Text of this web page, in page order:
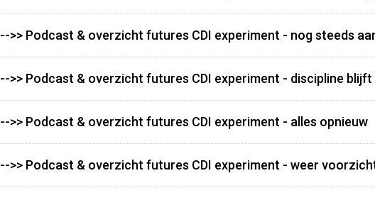
-->> Podcast & overzicht futures CDI experiment - nog steeds
-->> Podcast & overzicht futures CDI experiment - discipline blijft
-->> Podcast & overzicht futures CDI experiment - alles opnieuw
-->> Podcast & overzicht futures CDI experiment - weer